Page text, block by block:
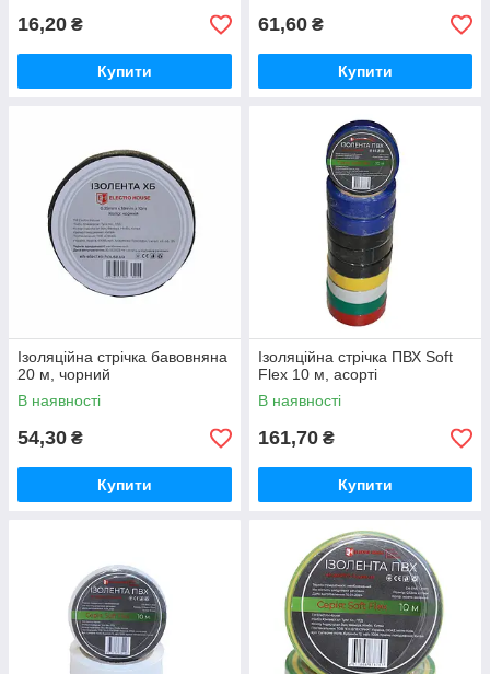
16,20 ₴
Купити
61,60 ₴
Купити
Ізоляційна стрічка бавовняна
20 м, чорний
В наявності
54,30 ₴
Купити
Ізоляційна стрічка ПВХ Soft
Flex 10 м, асорті
В наявності
161,70 ₴
Купити